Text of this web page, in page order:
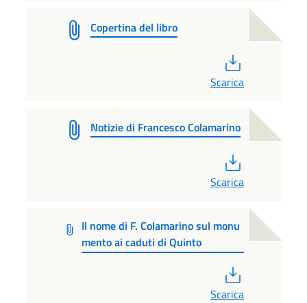
Copertina del libro
Scarica
Notizie di Francesco Colamarino
Scarica
Il nome di F. Colamarino sul monu
mento ai caduti di Quinto
Scarica